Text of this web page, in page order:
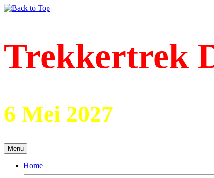
Trekkertrek
6 Mei 2027
Menu
Home